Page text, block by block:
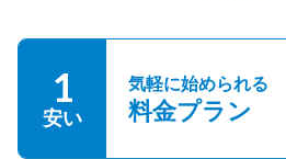
1
安い
気軽に始められる
料金プラン